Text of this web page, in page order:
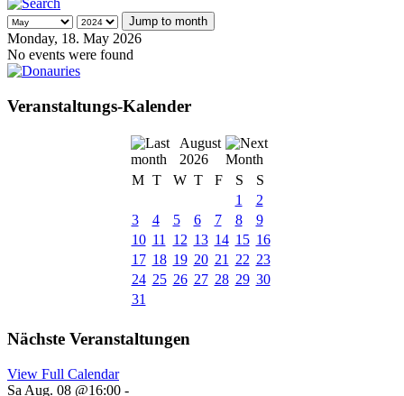
Jump to month
Monday, 18. May 2026
No events were found
Veranstaltungs-Kalender
August
2026
M T W T F S
S
1
2
3
4 5 6 7 8
9
10 11 12 13 14 15 16
17 18 19 20 21 22 23
24 25 26 27 28 29 30
31
Nächste Veranstaltungen
View Full Calendar
Sa Aug. 08 @16:00 -